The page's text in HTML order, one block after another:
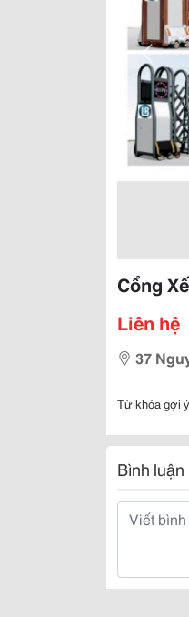
Cổng
Liên hệ
37
Từ khóa gợi
Bình luận